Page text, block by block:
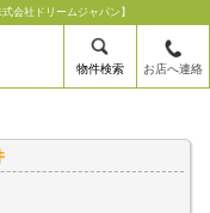
会社ドリームジャパン】
物件検索 お店へ連絡